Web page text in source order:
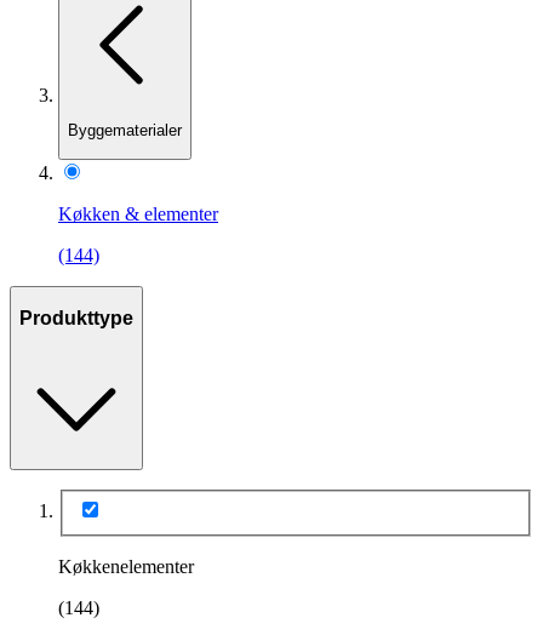
Byggematerialer
Køkken & elementer
(144)
Produkttype
Køkkenelementer
(144)